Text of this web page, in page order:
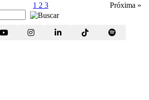
1 2 3 Próxima »